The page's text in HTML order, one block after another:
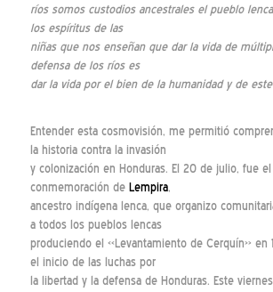
ríos somos custodios ancestrales el pueblo
los espíritus de las
niñas que nos enseñan que dar la vida de
defensa de los ríos es
dar la vida por el bien de la humanidad y de este
Entender esta cosmovisión, me permitió
la historia contra la invasión
y colonización en Honduras. El 20 de julio, fue
conmemoración de Lempira,
ancestro indígena lenca, que organizo
a todos los pueblos lencas
produciendo el «Levantamiento de Cerquín» en
el inicio de las luchas por
la libertad y la defensa de Honduras. Este